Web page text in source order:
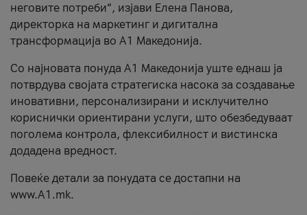
неговите потреби“, изјави Елена Панова,
директорка на маркетинг и дигитална
трансформација во А1 Македонија.
Со најновата понуда А1 Македонија уште еднаш ја
потврдува својата стратегиска насока за создавање
иновативни, персонализирани и исклучително
кориснички ориентирани услуги, што обезбедуваат
поголема контрола, флексибилност и вистинска
додадена вредност.
Повеќе детали за понудата се достапни на
www.А1.mk.